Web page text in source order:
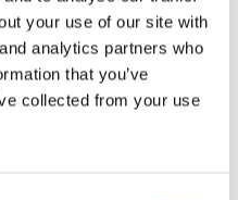
your use of our site with
analytics partners who
that you’ve
collected from your use
muassa Suomen
Kotiharjun ja
Ihmiset
ja sauna on